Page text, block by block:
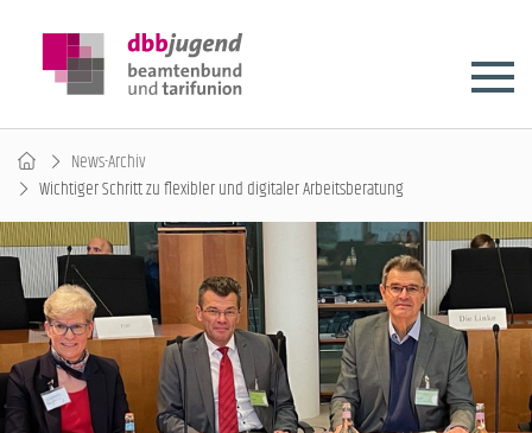
News-Archiv
Wichtiger Schritt zu flexibler und digitaler Arbeitsberatung